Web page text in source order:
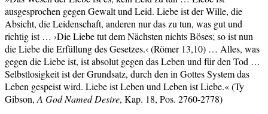
ausgesprochen gegen Gewalt und Leid. Liebe ist der Wille, die
Absicht, die Leidenschaft, anderen nur das zu tun, was gut und
richtig ist … ›Die Liebe tut dem Nächsten nichts Böses; so ist nun
die Liebe die Erfüllung des Gesetzes.‹ (Römer 13,10) … Alles, was
gegen die Liebe ist, ist absolut gegen das Leben und für den Tod …
Selbstlosigkeit ist der Grundsatz, durch den in Gottes System das
Leben gespeist wird. Liebe ist Leben und Leben ist Liebe.« (Ty
Gibson, A God Named Desire, Kap. 18, Pos. 2760-2778)